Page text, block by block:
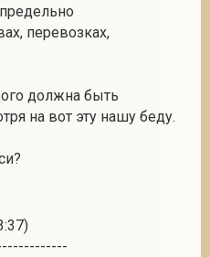
перевозках,
должна быть
на вот эту нашу беду.